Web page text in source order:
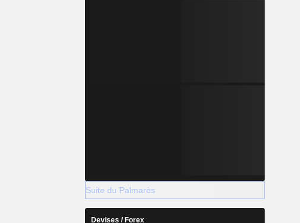
Suite du Palmarès
Devises / Forex